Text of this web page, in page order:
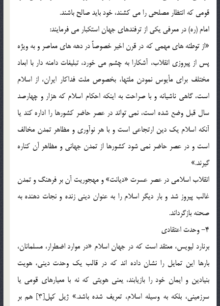
قومي که انتظار مصلحي را مي کشند، خود بايد صالح باشند.
امام (ره) در معرفي يکي از ترفندهاي جهان استکبار مي فرمايند:
«از توطئه هاي مهمي که در قرن اخير خصوصاً در دهه هاي معاصر و به ويژه
پس از پيروزي انقلاب، آشکارا به چشم مي خورد، تبليغات دامنه دار با ابعاد
مختلف براي مأيوس نمودن ملتها، بخصوص ملت فداکار ايران، از اسلام
است، گاهي ناشيانه و با صراحت به اينکه احکام اسلام که هزار و چهارصد
سال قبل وضع شده است، نمي تواند در عصر حاضر کشورها را اداره کند يا
آنکه اسلام يک دين ارتجاعي است و با هر نوآوري و مظاهر تمدن مخالف
است و در عصر حاضر نمي شود کشورها از تمدن جهاني و مظاهر آن کناره
گيرند.»
انقلاب اسلامي در عصر عسرت «ديانت» و مهجوريت آن بر فرهنگ و تمدن
غالب پيروز شد و بار ديگر اسلام را به عنوان ديني زنده و نجات دهنده به
صحنه بازگرداند.
4- وحدت اعتقادي
برنارد ليويس، معتقد است که در جهان اسلام «در موارد اضطرار، مسلمانان،
بارها اين تمايل را نشان داده اند که در قالب يک وحدت ديني، هويت
بنيادين و ايمان خود را بازيابند، يعني هويتي که نه با معيارهاي قومي يا
سرزميني، بلکه به وسيله اسلام، تعريف شده باشد.» ژيل کپل[3] هم بر